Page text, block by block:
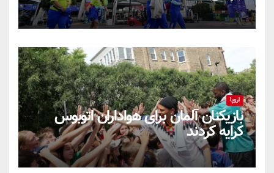
اروپا
بازیکنان آلمان برای هواداران اتوبوس
کرایه کردند